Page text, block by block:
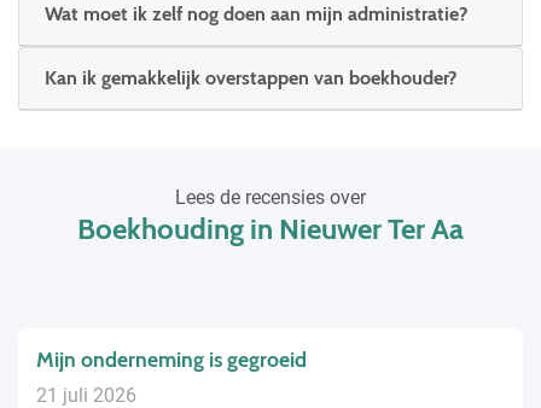
Wat moet ik zelf nog doen aan mijn administratie?
Kan ik gemakkelijk overstappen van boekhouder?
Lees de recensies over
Boekhouding in Nieuwer Ter Aa
Mijn onderneming is gegroeid
21 juli 2026